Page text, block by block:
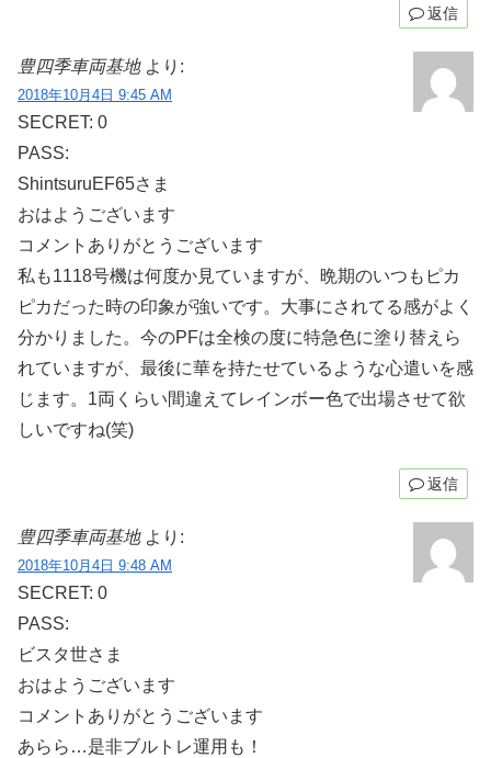
返信
豊四季車両基地 より:
2018年10月4日 9:45 AM
SECRET: 0
PASS:
ShintsuruEF65さま
おはようございます
コメントありがとうございます
私も1118号機は何度か見ていますが、晩期のいつもピカ
ピカだった時の印象が強いです。大事にされてる感がよく
分かりました。今のPFは全検の度に特急色に塗り替えら
れていますが、最後に華を持たせているような心遣いを感
じます。1両くらい間違えてレインボー色で出場させて欲
しいですね(笑)
返信
豊四季車両基地 より:
2018年10月4日 9:48 AM
SECRET: 0
PASS:
ビスタ世さま
おはようございます
コメントありがとうございます
あらら…是非ブルトレ運用も！